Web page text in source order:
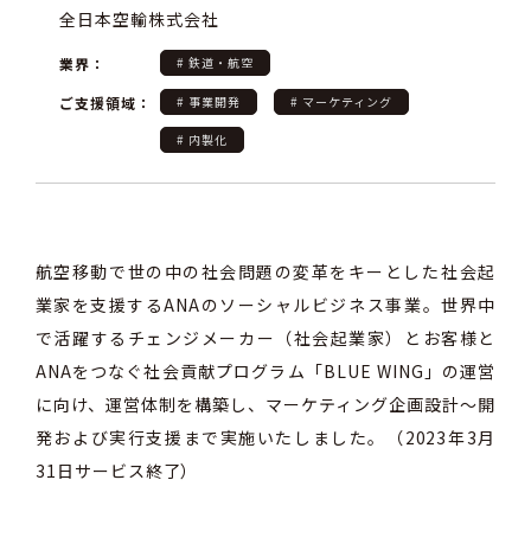
全日本空輸株式会社
業界： # 鉄道・航空
ご支援領域： # 事業開発 # マーケティング
# 内製化
航空移動で世の中の社会問題の変革をキーとした​社会起
業家を支援するANAのソーシャルビジネス事業​。世界中
で活躍するチェンジメーカー（社会起業家）とお客様と
ANAをつなぐ社会貢献プログラム「BLUE WING」の運営
に向け、運営体制を構築し、マーケティング企画設計～開
発および実行支援まで実施いたしました。（2023年3月
31日サービス終了）